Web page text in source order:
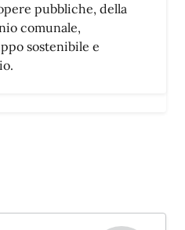
pubbliche, della
comunale,
sostenibile e